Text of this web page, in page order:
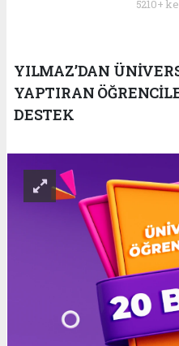
5210+
YILMAZ’DAN
YAPTIRAN
DESTEK